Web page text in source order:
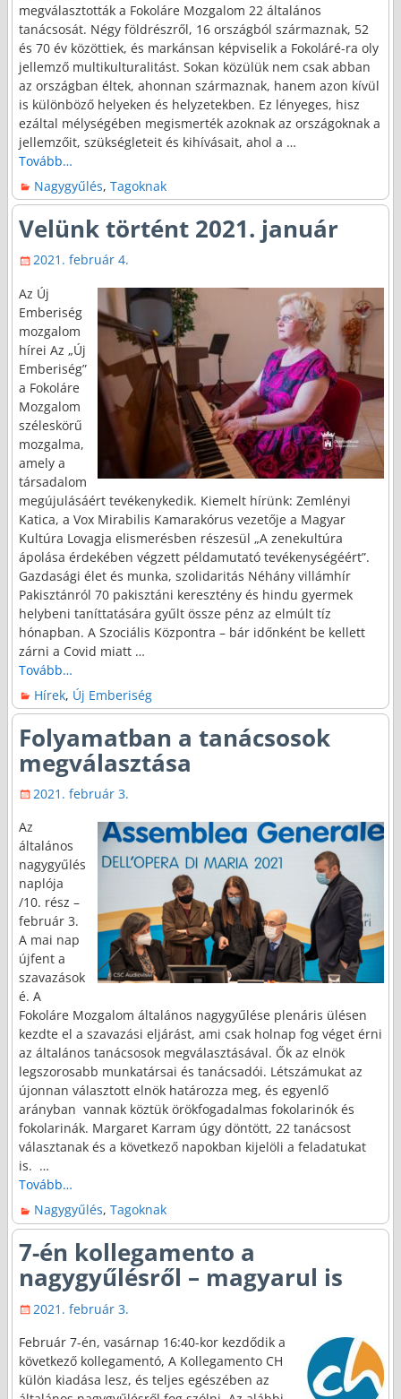
megválasztották a Fokoláre Mozgalom 22 általános
tanácsosát. Négy földrészről, 16 országból származnak, 52
és 70 év közöttiek, és markánsan képviselik a Fokoláré-ra oly
jellemző multikulturalitást. Sokan közülük nem csak abban
az országban éltek, ahonnan származnak, hanem azon kívül
is különböző helyeken és helyzetekben. Ez lényeges, hisz
ezáltal mélységében megismerték azoknak az országoknak a
jellemzőit, szükségleteit és kihívásait, ahol a …
Tovább…
Nagygyűlés,Tagoknak
Velünk történt 2021. január
2021. február 4.
Az Új
Emberiség
mozgalom
hírei Az „Új
Emberiség”
a Fokoláre
Mozgalom
széleskörű
mozgalma,
amely a
társadalom
megújulásáért tevékenykedik. Kiemelt hírünk: Zemlényi
Katica, a Vox Mirabilis Kamarakórus vezetője a Magyar
Kultúra Lovagja elismerésben részesül „A zenekultúra
ápolása érdekében végzett példamutató tevékenységéért”.
Gazdasági élet és munka, szolidaritás Néhány villámhír
Pakisztánról 70 pakisztáni keresztény és hindu gyermek
helybeni taníttatására gyűlt össze pénz az elmúlt tíz
hónapban. A Szociális Központra – bár időnként be kellett
zárni a Covid miatt …
Tovább…
Hírek, Új Emberiség
Folyamatban a tanácsosok
megválasztása
2021. február 3.
Az
általános
nagygyűlés
naplója
/10. rész –
február 3.
A mai nap
újfent a
szavazások
é. A
Fokoláre Mozgalom általános nagygyűlése plenáris ülésen
kezdte el a szavazási eljárást, ami csak holnap fog véget érni
az általános tanácsosok megválasztásával. Ők az elnök
legszorosabb munkatársai és tanácsadói. Létszámukat az
újonnan választott elnök határozza meg, és egyenlő
arányban vannak köztük örökfogadalmas fokolarinók és
fokolarinák. Margaret Karram úgy döntött, 22 tanácsost
választanak és a következő napokban kijelöli a feladatukat
is. …
Tovább…
Nagygyűlés,Tagoknak
7-én kollegamento a
nagygyűlésről – magyarul is
2021. február 3.
Február 7-én, vasárnap 16:40-kor kezdődik a
következő kollegamentó, A Kollegamento CH
külön kiadása lesz, és teljes egészében az